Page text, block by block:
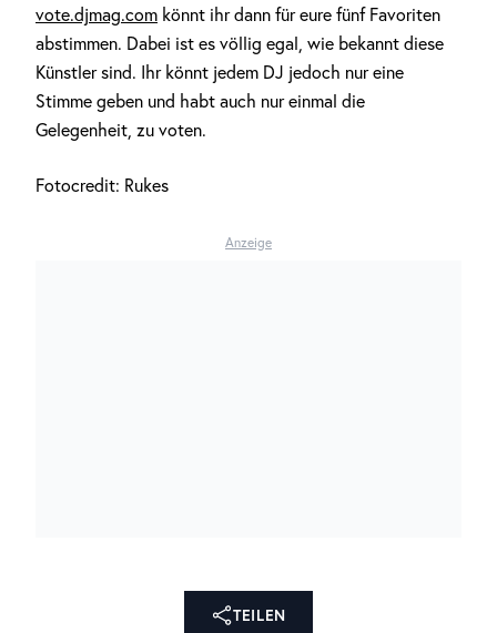
vote.djmag.com könnt ihr dann für eure fünf Favoriten
abstimmen. Dabei ist es völlig egal, wie bekannt diese
Künstler sind. Ihr könnt jedem DJ jedoch nur eine
Stimme geben und habt auch nur einmal die
Gelegenheit, zu voten.
Fotocredit: Rukes
Anzeige
TEILEN